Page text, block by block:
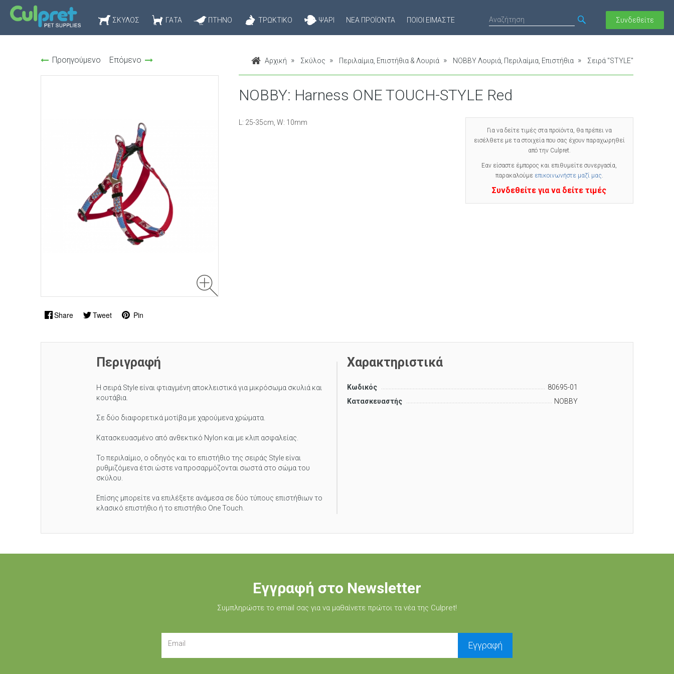
ΣΚΎΛΟΣ ΓΆΤΑ ΠΤΗΝΌ ΤΡΩΚΤΙΚΌ ΨΆΡΙ ΝΈΑ ΠΡΟΪΌΝΤΑ ΠΟΙΟΊ ΕΊΜΑΣΤΕ Συνδεθείτε
Προηγούμενο Επόμενο
Share Tweet Pin
Αρχική Σκύλος Περιλαίμια, Επιστήθια & Λουριά NOBBY Λουριά, Περιλαίμια, Επιστήθια Σειρά "STYLE"
NOBBY: Harness ONE TOUCH-STYLE Red
Για να δείτε τιμές στα προϊόντα, θα πρέπει να
εισέλθετε με τα στοιχεία που σας έχουν παραχωρηθεί
από την Culpret.
Εαν είσαστε έμπορος και επιθυμείτε συνεργασία,
παρακαλούμε επικοινωνήστε μαζί μας.
Συνδεθείτε για να δείτε τιμές
L: 25-35cm, W: 10mm
Περιγραφή
Η σειρά Style είναι φτιαγμένη αποκλειστικά για μικρόσωμα σκυλιά και
κουτάβια.
Σε δύο διαφορετικά μοτίβα με χαρούμενα χρώματα.
Κατασκευασμένο από ανθεκτικό Nylon και με κλιπ ασφαλείας.
Το περιλαίμιο, ο οδηγός και το επιστήθιο της σειράς Style είναι
ρυθμιζόμενα έτσι ώστε να προσαρμόζονται σωστά στο σώμα του
σκύλου.
Επίσης μπορείτε να επιλέξετε ανάμεσα σε δύο τύπους επιστήθιων το
κλασικό επιστήθιο ή το επιστήθιο One Touch.
Χαρακτηριστικά
Κωδικός
80695-01
Κατασκευαστής
NOBBY
Εγγραφή στο Newsletter
Συμπληρώστε τo email σας για να μαθαίνετε πρώτοι τα νέα της Culpret!
Email Εγγραφή